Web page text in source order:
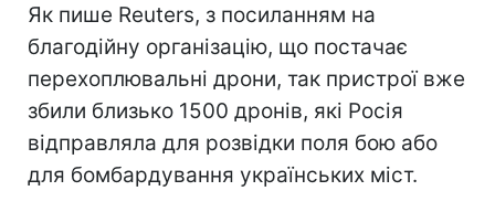
Як пише Reuters, з посиланням на
благодійну організацію, що постачає
перехоплювальні дрони, так пристрої вже
збили близько 1500 дронів, які Росія
відправляла для розвідки поля бою або
для бомбардування українських міст.